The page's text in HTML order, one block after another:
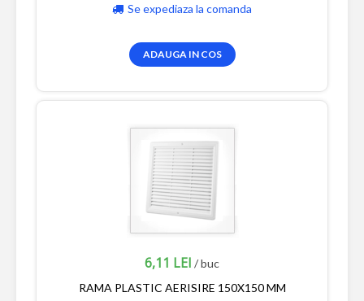
Se expediaza la comanda
ADAUGA IN COS
6,11 LEI / buc
RAMA PLASTIC AERISIRE 150X150 MM